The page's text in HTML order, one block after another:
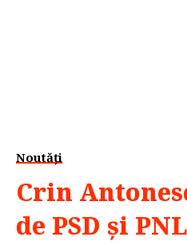
Noutăți
Crin
de PSD și